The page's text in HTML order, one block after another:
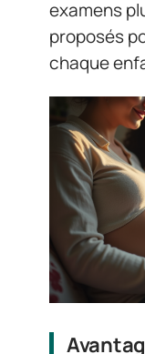
examens
proposés
chaque